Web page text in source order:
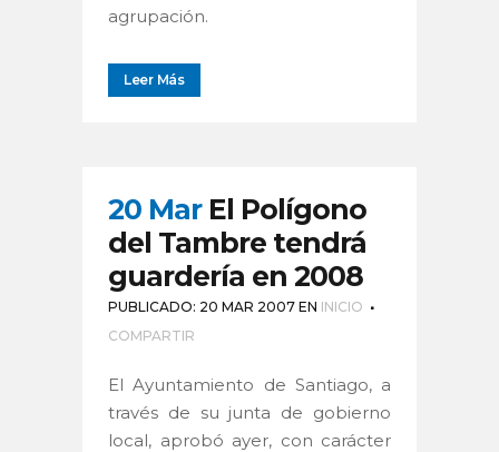
agrupación.
Leer Más
20 Mar El Polígono
del Tambre tendrá
guardería en 2008
PUBLICADO: 20 MAR 2007 EN INICIO
COMPARTIR
El Ayuntamiento de Santiago, a
través de su junta de gobierno
local, aprobó ayer, con carácter